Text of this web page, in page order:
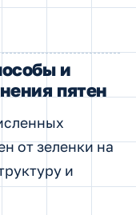
и
пятен
от зеленки на
и